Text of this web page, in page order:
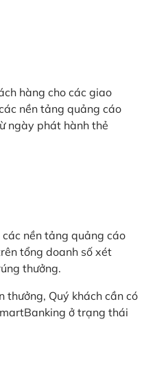
hàng cho các giao
nền tảng quảng cáo
ngày phát hành thẻ
nền tảng quảng cáo
tổng doanh số xét
thưởng.
thưởng, Quý khách cần có
ở trạng thái